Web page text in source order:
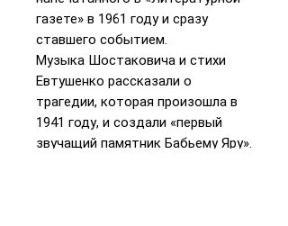
газете» в 1961 году и сразу
ставшего событием.
Музыка Шостаковича и стихи
Евтушенко рассказали о
трагедии, которая произошла в
1941 году, и создали «первый
звучащий памятник Бабьему Яру».